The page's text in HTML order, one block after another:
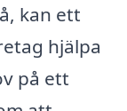
kan ett
hjälpa
på ett